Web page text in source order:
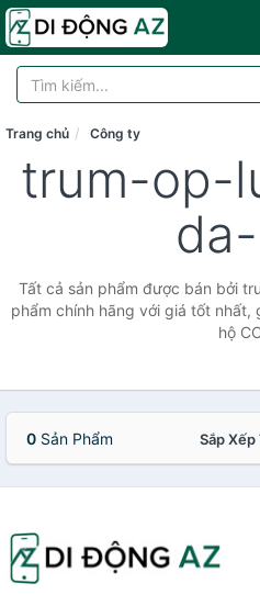
Trang chủ Công ty
trum-op-
da-
Tất cả sản phẩm được bán bởi
phẩm chính hãng với giá tốt nhất,
hộ
0 Sản Phẩm Sắp